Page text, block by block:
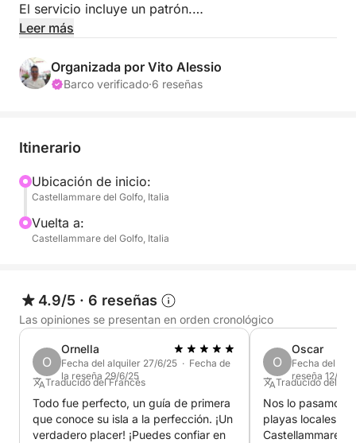
El servicio incluye un patrón.
seguridad, sin preocuparse por nada.
más fascinante.
Leer más
Organizada por Vito Alessio
Barco verificado·6 reseñas
Itinerario
Ubicación de inicio:
Castellammare del Golfo, Italia
Vuelta a:
Castellammare del Golfo, Italia
4.9/5 · 6 reseñas
Las opiniones se presentan en orden cronológico
O
Ornella
Fecha del alquiler 27/6/25 · Fecha de
la reseña 29/6/25
Traducido del Francés
Todo fue perfecto, un guía de primera
que conoce su isla a la perfección. ¡Un
verdadero placer! ¡Puedes confiar en
O
Oscar
Fecha del
reseña 12/6/
Traducido del
Nos lo pasamos
playas locales al
Castellammare